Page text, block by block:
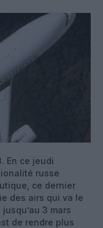
En ce jeudi
russe
ce dernier
des airs qui va le
3 mars
de rendre plus